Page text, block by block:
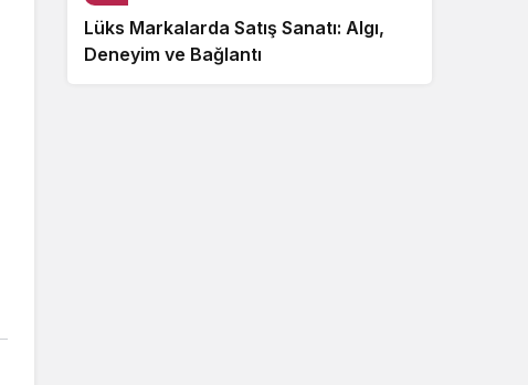
Lüks Markalarda Satış Sanatı: Algı,
Deneyim ve Bağlantı